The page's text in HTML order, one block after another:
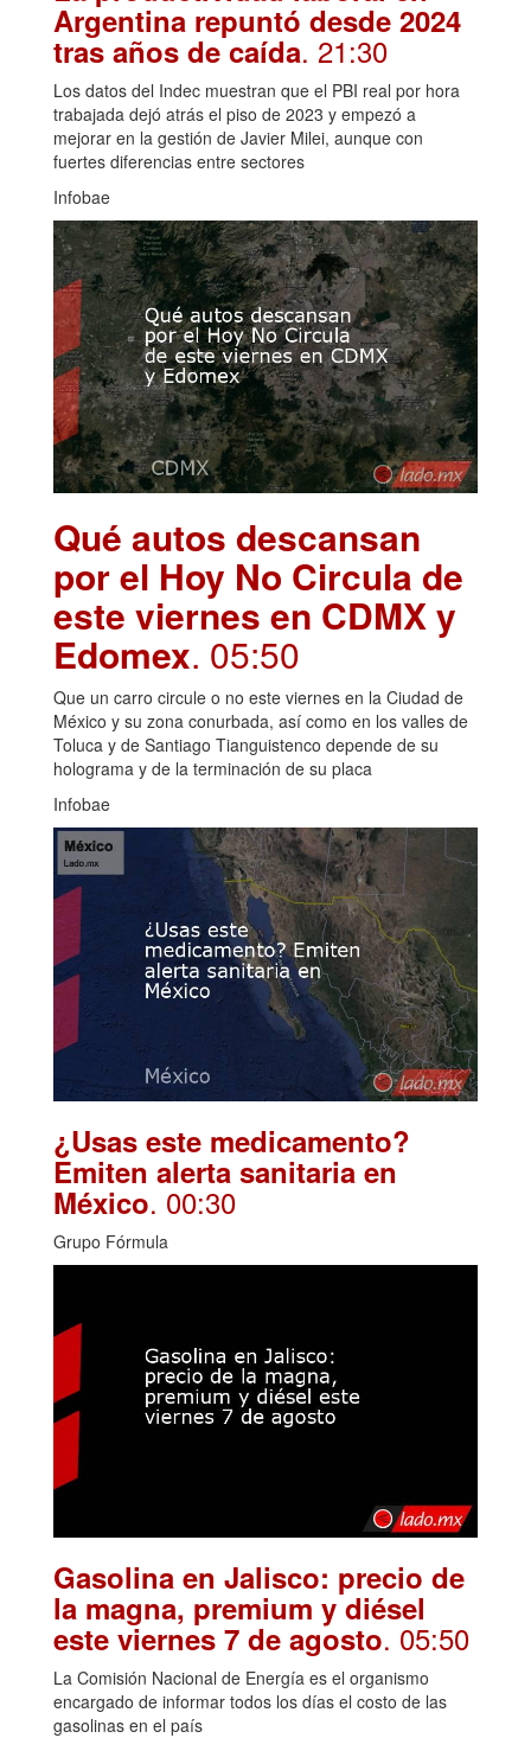
Argentina repuntó desde 2024
tras años de caída. 21:30
Los datos del Indec muestran que el PBI real por hora
trabajada dejó atrás el piso de 2023 y empezó a
mejorar en la gestión de Javier Milei, aunque con
fuertes diferencias entre sectores
Infobae
Qué autos descansan
por el Hoy No Circula de
este viernes en CDMX y
Edomex. 05:50
Que un carro circule o no este viernes en la Ciudad de
México y su zona conurbada, así como en los valles de
Toluca y de Santiago Tianguistenco depende de su
holograma y de la terminación de su placa
Infobae
¿Usas este medicamento?
Emiten alerta sanitaria en
México. 00:30
Grupo Fórmula
Gasolina en Jalisco: precio de
la magna, premium y diésel
este viernes 7 de agosto. 05:50
La Comisión Nacional de Energía es el organismo
encargado de informar todos los días el costo de las
gasolinas en el país